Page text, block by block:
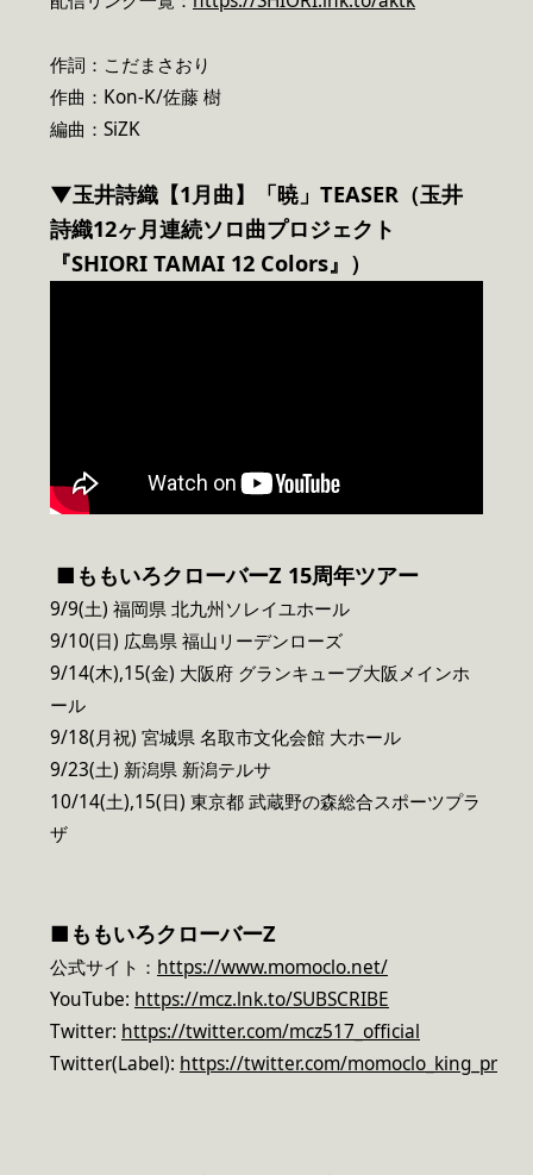
作詞：こだまさおり
作曲：Kon-K/佐藤 樹
編曲：SiZK
▼玉井詩織【1月曲】「暁」TEASER（玉井
詩織12ヶ月連続ソロ曲プロジェクト
『SHIORI TAMAI 12 Colors』）
■ももいろクローバーZ 15周年ツアー
9/9(土) 福岡県 北九州ソレイユホール
9/10(日) 広島県 福山リーデンローズ
9/14(木),15(金) 大阪府 グランキューブ大阪メインホ
ール
9/18(月祝) 宮城県 名取市文化会館 大ホール
9/23(土) 新潟県 新潟テルサ
10/14(土),15(日) 東京都 武蔵野の森総合スポーツプラ
ザ
■ ももいろクローバーZ
公式サイト： https://www.momoclo.net/
YouTube: https://mcz.lnk.to/SUBSCRIBE
Twitter: https://twitter.com/mcz517_official
Twitter(Label): https://twitter.com/momoclo_king_pr